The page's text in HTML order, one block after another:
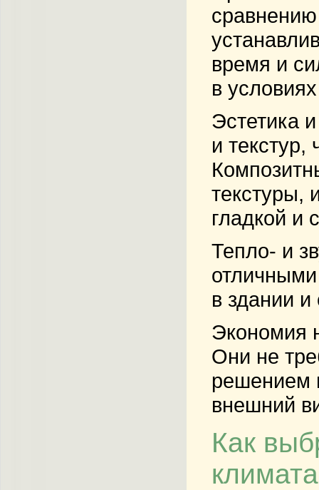
время и
в
Эстетика
и
текстуры,
гладкой и
Тепло- и
в здании
Экономия
Они не
решением
внешний
Как
климата